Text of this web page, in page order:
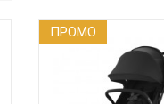
ПРОМO